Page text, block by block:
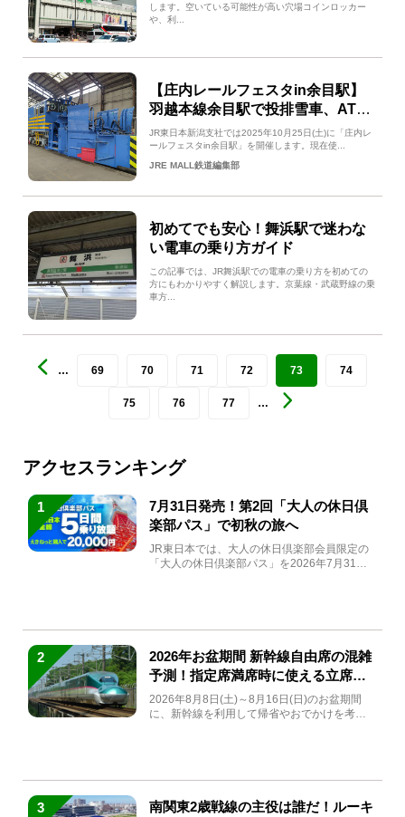
します。空いている可能性が高い穴場コインロッカー
や、利...
【庄内レールフェスタin余目駅】
羽越本線余目駅で投排雪車、ATカ
ート乗車体験開催
JR東日本新潟支社では2025年10月25日(土)に「庄内レ
ールフェスタin余目駅」を開催します。現在使...
JRE MALL鉄道編集部
初めてでも安心！舞浜駅で迷わな
い電車の乗り方ガイド
この記事では、JR舞浜駅での電車の乗り方を初めての
方にもわかりやすく解説します。京葉線・武蔵野線の乗
車方...
… 69 70 71 72 73 74
75 76 77 …
アクセスランキング
1
7月31日発売！第2回「大人の休日倶
楽部パス」で初秋の旅へ
JR東日本では、大人の休日倶楽部会員限定の
「大人の休日倶楽部パス」を2026年7月31日
2
2026年お盆期間 新幹線自由席の混雑
予測！指定席満席時に使える立席特
急券も解説
2026年8月8日(土)～8月16日(日)のお盆期間
に、新幹線を利用して帰省やおでかけを考え
3
南関東2歳戦線の主役は誰だ！ルーキ